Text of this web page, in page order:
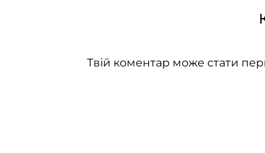
Твій коментар може стати